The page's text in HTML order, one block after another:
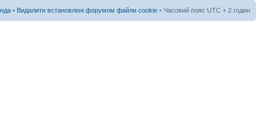
• Видалити встановлені форумом файли cookie • Часовий пояс UTC + 2 годин